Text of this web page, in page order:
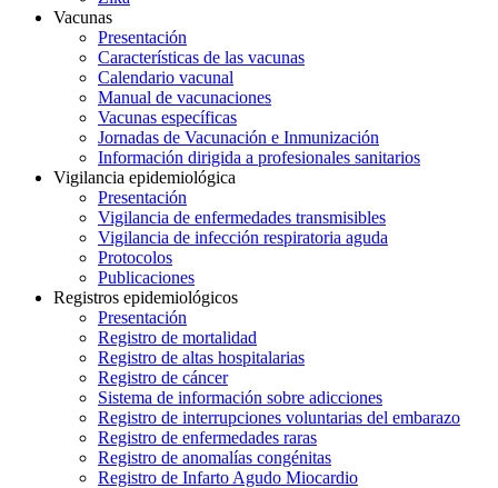
Vacunas
Presentación
Características de las vacunas
Calendario vacunal
Manual de vacunaciones
Vacunas específicas
Jornadas de Vacunación e Inmunización
Información dirigida a profesionales sanitarios
Vigilancia epidemiológica
Presentación
Vigilancia de enfermedades transmisibles
Vigilancia de infección respiratoria aguda
Protocolos
Publicaciones
Registros epidemiológicos
Presentación
Registro de mortalidad
Registro de altas hospitalarias
Registro de cáncer
Sistema de información sobre adicciones
Registro de interrupciones voluntarias del embarazo
Registro de enfermedades raras
Registro de anomalías congénitas
Registro de Infarto Agudo Miocardio